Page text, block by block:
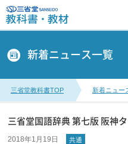
新着ニュース一覧
三省堂教科書TOP 新着ニュー
三省堂国語辞典 第七版 阪神
2018年1月19日 共通